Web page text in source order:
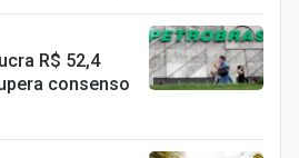
R$ 52,4
consenso